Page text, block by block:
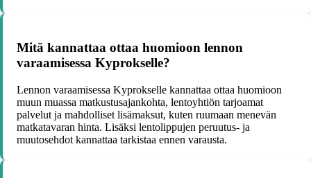
Mitä kannattaa ottaa huomioon lennon
varaamisessa Kyprokselle?
Lennon varaamisessa Kyprokselle kannattaa ottaa huomioon
muun muassa matkustusajankohta, lentoyhtiön tarjoamat
palvelut ja mahdolliset lisämaksut, kuten ruumaan menevän
matkatavaran hinta. Lisäksi lentolippujen peruutus- ja
muutosehdot kannattaa tarkistaa ennen varausta.